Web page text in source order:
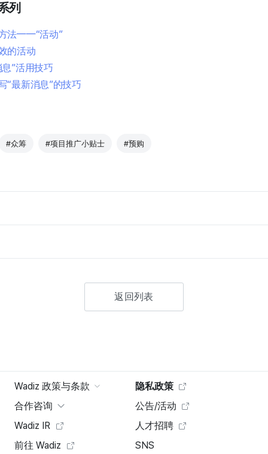
列
法——“活动”
的活动
”活用技巧
“最新消息”的技巧
#众筹 #项目推广小贴士 #预购
返回列表
Wadiz 政策与条款
隐私政策
合作咨询
公告/活动
Wadiz IR
人才招聘
前往 Wadiz
SNS